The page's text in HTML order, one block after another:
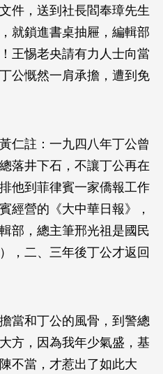
件，送到社長閻奉璋先生
就鎖進書桌抽屜，編輯部
王惕老央請有力人士向當
公慨然一肩承擔，遭到免
仁註：一九四八年丁公曾
落井下石，不讓丁公再在
他到菲律賓一家僑報工作
經營的《大中華日報》，
部，總主筆邢光祖是國民
，二、三年後丁公才返回
當和丁公的風骨，到警總
方，因為我年少氣盛，基
不當，才惹出了如此大